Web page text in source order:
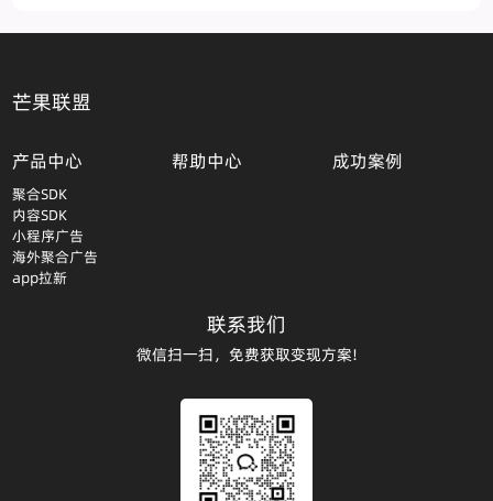
芒果联盟
产品中心
聚合SDK
内容SDK
小程序广告
海外聚合广告
app拉新
帮助中心 成功案例
联系我们
微信扫一扫，免费获取变现方案!